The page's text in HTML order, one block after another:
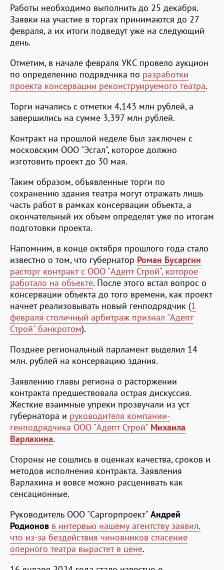
Работы необходимо выполнить до 25 декабря.
Заявки на участие в торгах принимаются до 27
февраля, а их итоги подведут уже на следующий
день.
Отметим, в начале февраля УКС провело аукцион
по определению подрядчика по разработки
проекта консервации реконструируемого театра.
Торги начались с отметки 4,143 млн рублей, а
завершились на сумме 3,397 млн рублей.
Контракт на прошлой неделе был заключен с
московским ООО "Эсгал", которое должно
изготовить проект до 30 мая.
Таким образом, объявленные торги по
сохранению здания театра могут отражать лишь
часть работ в рамках консервации объекта, а
окончательный их объем определят уже по итогам
подготовки проекта.
Напомним, в конце октября прошлого года стало
известно о том, что губернатор Роман Бусаргин
расторг контракт с ООО "Адепт Строй", которое
работало на объекте. После этого встал вопрос о
консервации объекта до того времени, как проект
начнет реализовывать новый генподрядчик (1
февраля столичный арбитраж признал "Адепт
Строй" банкротом).
Позднее региональный парламент выделил 14
млн. рублей на консервацию здания.
Заявлению главы региона о расторжении
контракта предшествовала острая дискуссия.
Жесткие взаимные упреки прозвучали из уст
губернатора и руководителя компании-
генподрядчика ООО "Адепт Строй" Михаила
Варлахина.
Стороны не сошлись в оценках качества, сроков и
методов исполнения контракта. Заявления
Варлахина и вовсе можно расценивать как
сенсационные.
Руководитель ООО "Саргорпроект" Андрей
Родионов в интервью нашему агентству заявил,
что из-за бездействия чиновников спасение
оперного театра вырастет в цене.